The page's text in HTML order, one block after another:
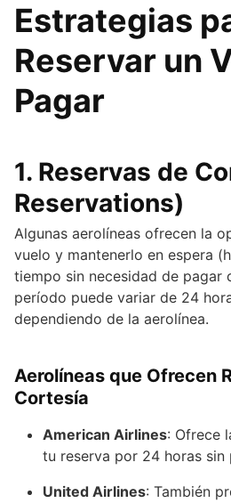
Estrategias
Reservar un
Pagar
1. Reservas de
Reservations)
Algunas aerolíneas ofrecen la
vuelo y mantenerlo en espera
tiempo sin necesidad de pagar
período puede variar de 24
dependiendo de la aerolínea.
Aerolíneas que Ofrecen
Cortesía
American Airlines: Ofrece
tu reserva por 24 horas sin
United Airlines: También